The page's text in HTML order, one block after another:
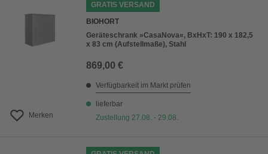
Merken
GRATIS VERSAND
BIOHORT
Geräteschrank »CasaNova«, BxHxT: 190 x 182,5
x 83 cm (Aufstellmaße), Stahl
869,00 €
Verfügbarkeit im Markt prüfen
lieferbar
Zustellung 27.08. - 29.08.